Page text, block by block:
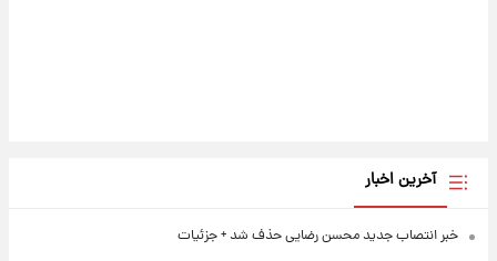
آخرین اخبار
خبر انتصاب جدید محسن رضایی حذف شد + جزئیات